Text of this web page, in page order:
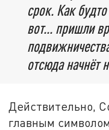
срок. Как
вот... пришли
отсюда начнёт
Действительно,
главным